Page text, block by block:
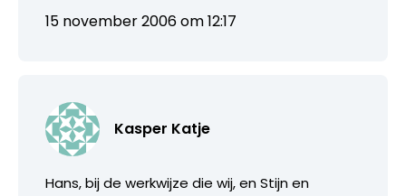
15 november 2006 om 12:17
Kasper Katje
Hans, bij de werkwijze die wij, en Stijn en